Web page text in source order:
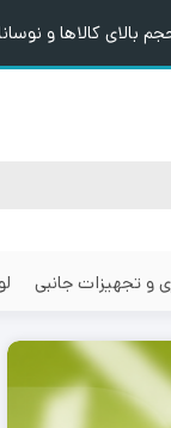
کالاها و
و تجهیزات جانبی